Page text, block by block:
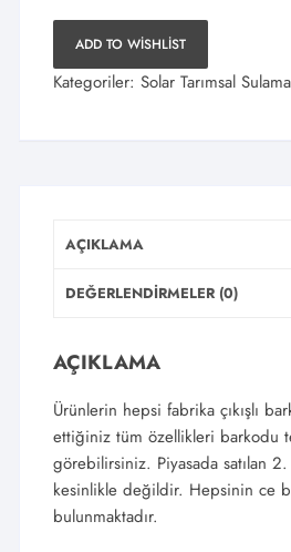
Tarla
Tarımsal
Sulama
Beygir
ADD TO WISHLIST
Kategoriler:Solar Tarımsal
AÇIKLAMA
DEĞERLENDIRMELER (0)
AÇIKLAMA
Ürünlerin hepsi fabrika çıkışlı
ettiğiniz tüm özellikleri barkodu
görebilirsiniz. Piyasada satılan
kesinlikle değildir. Hepsinin ce
bulunmaktadır.